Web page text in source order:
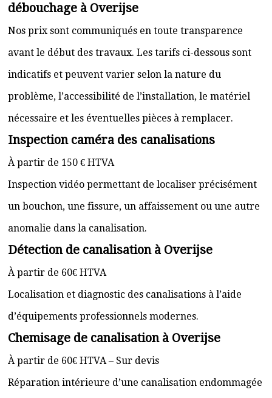
débouchage à Overijse
Nos prix sont communiqués en toute transparence
avant le début des travaux. Les tarifs ci-dessous sont
indicatifs et peuvent varier selon la nature du
problème, l’accessibilité de l’installation, le matériel
nécessaire et les éventuelles pièces à remplacer.
Inspection caméra des canalisations
À partir de 150 € HTVA
Inspection vidéo permettant de localiser précisément
un bouchon, une fissure, un affaissement ou une autre
anomalie dans la canalisation.
Détection de canalisation à Overijse
À partir de 60€ HTVA
Localisation et diagnostic des canalisations à l’aide
d’équipements professionnels modernes.
Chemisage de canalisation à Overijse
À partir de 60€ HTVA – Sur devis
Réparation intérieure d’une canalisation endommagée